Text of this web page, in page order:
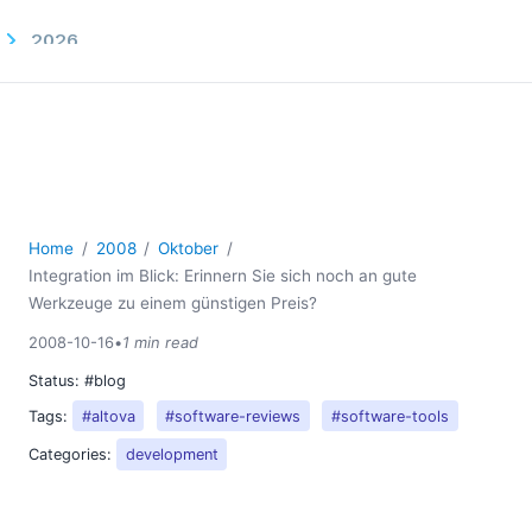
2026
2019
2018
2017
2016
2015
2014
2013
2012
Home 2008
Oktober
Integration im Blick: Erinnern Sie sich noch an gute
Werkzeuge zu einem günstigen Preis?
2008-10-16•1 min read
Status: #blog
Tags:
#altova #software-reviews #software-tools
Categories: development